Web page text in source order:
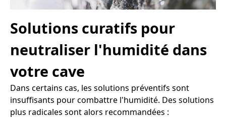
Solutions curatifs pour
neutraliser l'humidité dans
votre cave
Dans certains cas, les solutions préventifs sont
insuffisants pour combattre l'humidité. Des solutions
plus radicales sont alors recommandées :